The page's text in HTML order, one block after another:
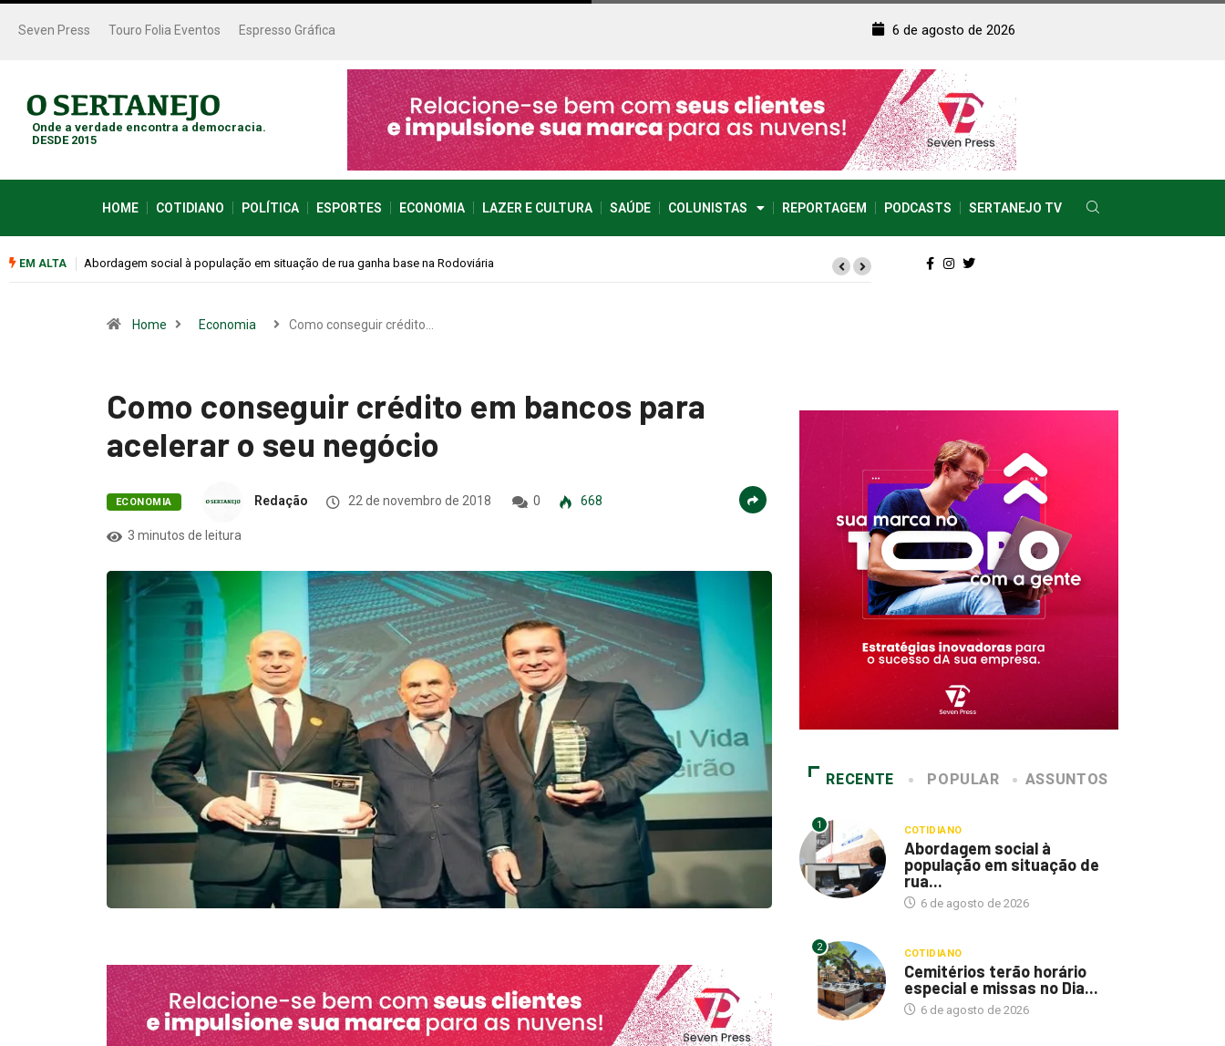
Seven Press Touro Folia Eventos Espresso Gráfica 6 de agosto de 2026
Onde a verdade encontra a democracia.
DESDE 2015
HOME COTIDIANO POLÍTICA ESPORTES ECONOMIA LAZER E CULTURA SAÚDE COLUNISTAS REPORTAGEM PODCASTS SERTANEJO TV
EM ALTA Cemitérios terão horário especial e missas no Dia dos Pais
Home Economia Como conseguir crédito…
Como conseguir crédito em bancos para
acelerar o seu negócio
ECONOMIA Redação 22 de novembro de 2018 0 668
3 minutos de leitura
RECENTE POPULAR ASSUNTOS
1 COTIDIANO
Abordagem social à
população em situação de
rua...
6 de agosto de 2026
2 COTIDIANO
Cemitérios terão horário
especial e missas no Dia...
6 de agosto de 2026